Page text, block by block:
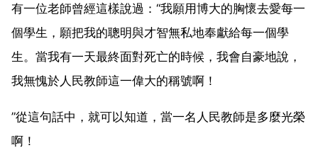
有一位老師曾經這樣說過：“我願用博大的胸懷去愛每一
個學生，願把我的聰明與才智無私地奉獻給每一個學
生。當我有一天最終面對死亡的時候，我會自豪地說，
我無愧於人民教師這一偉大的稱號啊！
”從這句話中，就可以知道，當一名人民教師是多麼光榮
啊！